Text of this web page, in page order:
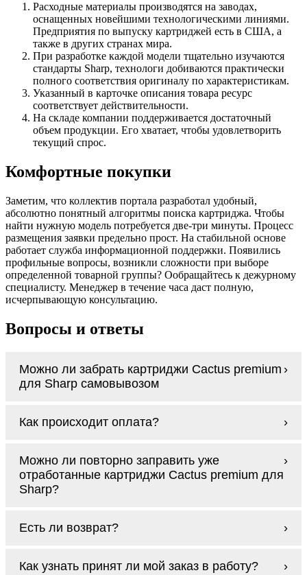
Расходные материалы производятся на заводах,
оснащенных новейшими технологическими линиями.
Предприятия по выпуску картриджей есть в США, а
также в других странах мира.
При разработке каждой модели тщательно изучаются
стандарты Sharp, технологи добиваются практически
полного соответствия оригиналу по характеристикам.
Указанный в карточке описания товара ресурс
соответствует действительности.
На складе компании поддерживается достаточный
объем продукции. Его хватает, чтобы удовлетворить
текущий спрос.
Комфортные покупки
Заметим, что коллектив портала разработал удобный,
абсолютно понятный алгоритмы поиска картриджа. Чтобы
найти нужную модель потребуется две-три минуты. Процесс
размещения заявки предельно прост. На стабильной основе
работает служба информационной поддержки. Появились
профильные вопросы, возникли сложности при выборе
определенной товарной группы? Ообращайтесь к дежурному
специалисту. Менеджер в течение часа даст полную,
исчерпывающую консультацию.
Вопросы и ответы
Можно ли забрать картриджи Cactus premium
для Sharp самовывозом
доставим заказ и сделаем это бесплатно
доставляем Вам картриджи Cactus premium
для Sharp
Как происходит оплата?
для Sharp наличными курьеру при
получении заказа.
Можно ли повторно заправить уже
отработанные картриджи Cactus premium для
Sharp?
процесс проще, в случае с оригиналами
В любом случае вы можете заправить
Есть ли возврат?
по какой-то причине вам не подошли, мы
Как узнать принят ли мой заказ в работу?